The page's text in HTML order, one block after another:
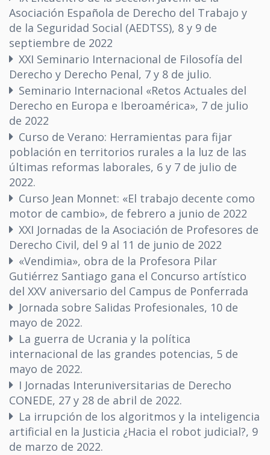
Asociación Española de Derecho del Trabajo y
de la Seguridad Social (AEDTSS), 8 y 9 de
septiembre de 2022
XXI Seminario Internacional de Filosofía del
Derecho y Derecho Penal, 7 y 8 de julio.
Seminario Internacional «Retos Actuales del
Derecho en Europa e Iberoamérica», 7 de julio
de 2022
Curso de Verano: Herramientas para fijar
población en territorios rurales a la luz de las
últimas reformas laborales, 6 y 7 de julio de
2022.
Curso Jean Monnet: «El trabajo decente como
motor de cambio», de febrero a junio de 2022
XXI Jornadas de la Asociación de Profesores de
Derecho Civil, del 9 al 11 de junio de 2022
«Vendimia», obra de la Profesora Pilar
Gutiérrez Santiago gana el Concurso artístico
del XXV aniversario del Campus de Ponferrada
Jornada sobre Salidas Profesionales, 10 de
mayo de 2022.
La guerra de Ucrania y la política
internacional de las grandes potencias, 5 de
mayo de 2022.
I Jornadas Interuniversitarias de Derecho
CONEDE, 27 y 28 de abril de 2022.
La irrupción de los algoritmos y la inteligencia
artificial en la Justicia ¿Hacia el robot judicial?, 9
de marzo de 2022.